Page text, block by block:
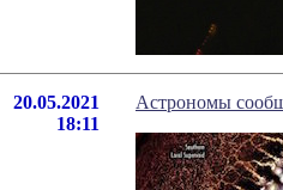
20.05.2021
18:11
Астрономы